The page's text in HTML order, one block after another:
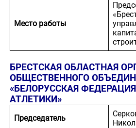
Место работы
БРЕСТСКАЯ ОБЛАСТНАЯ
ОБЩЕСТВЕННОГО
«БЕЛОРУССКАЯ
АТЛЕТИКИ»
Председатель